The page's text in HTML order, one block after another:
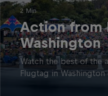
2 Min
Action from
Washington
Watch the best of the
Flugtag in Washington